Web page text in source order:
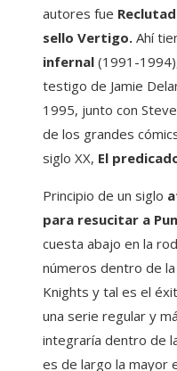
autores fue
sello Vertigo. Ahí
infernal (1991-
testigo de Jamie
1995, junto con
de los grandes
siglo XX, El
Principio de un siglo
para resucitar a
cuesta abajo en la
números dentro de
Knights y tal es el
una serie regular y
integraría dentro de
es de largo la mayor